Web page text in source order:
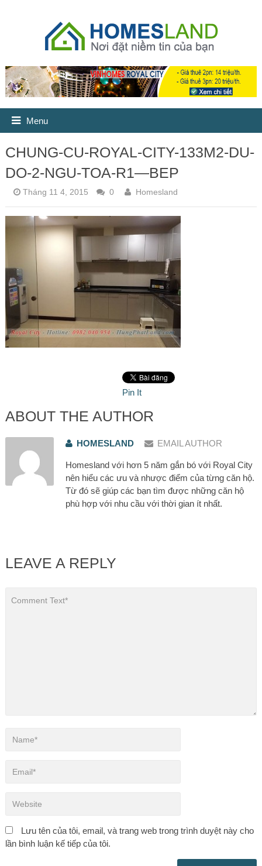
Menu
CHUNG-CU-ROYAL-CITY-133M2-DU-
DO-2-NGU-TOA-R1—BEP
Tháng 11 4, 2015 0 Homesland
Pin It
ABOUT THE AUTHOR
HOMESLAND EMAIL AUTHOR
Homesland với hơn 5 năm gắn bó với Royal City
nên hiểu các ưu và nhược điểm của từng căn hộ.
Từ đó sẽ giúp các bạn tìm được những căn hộ
phù hợp với nhu cầu với thời gian ít nhất.
LEAVE A REPLY
Lưu tên của tôi, email, và trang web trong trình duyệt này cho
lần bình luận kế tiếp của tôi.